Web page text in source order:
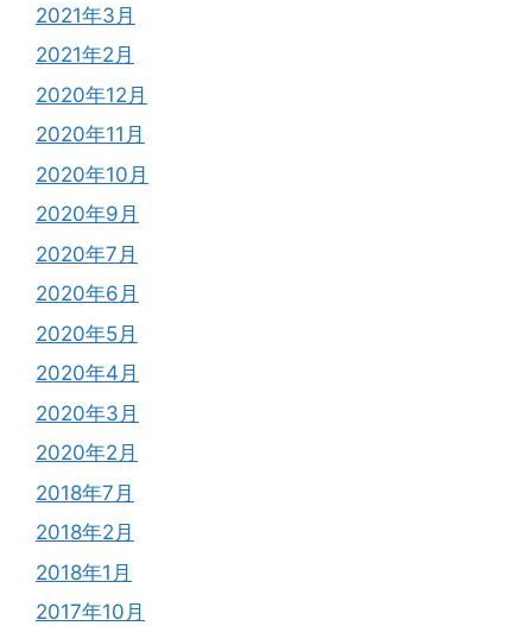
2021年3月
2021年2月
2020年12月
2020年11月
2020年10月
2020年9月
2020年7月
2020年6月
2020年5月
2020年4月
2020年3月
2020年2月
2018年7月
2018年2月
2018年1月
2017年10月